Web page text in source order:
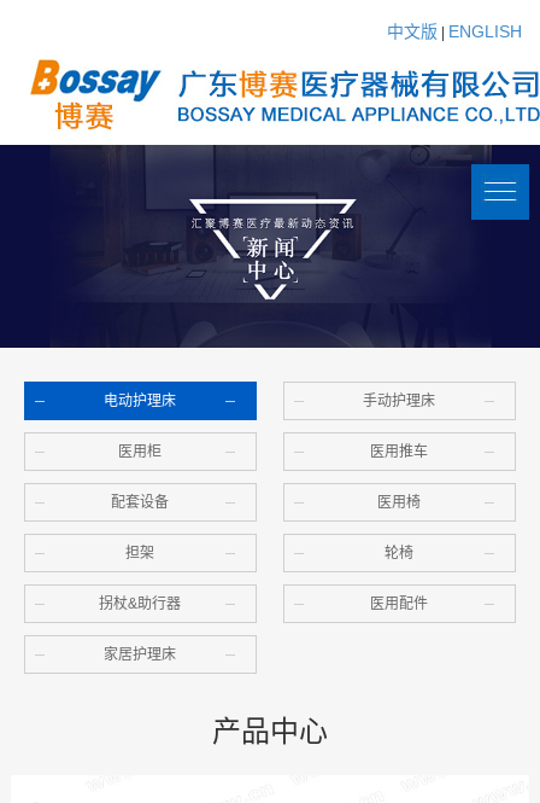
中文版 ENGLISH
电动护理床 手动护理床
医用柜 医用推车
配套设备 医用椅
担架 轮椅
拐杖&助行器 医用配件
家居护理床
产品中心